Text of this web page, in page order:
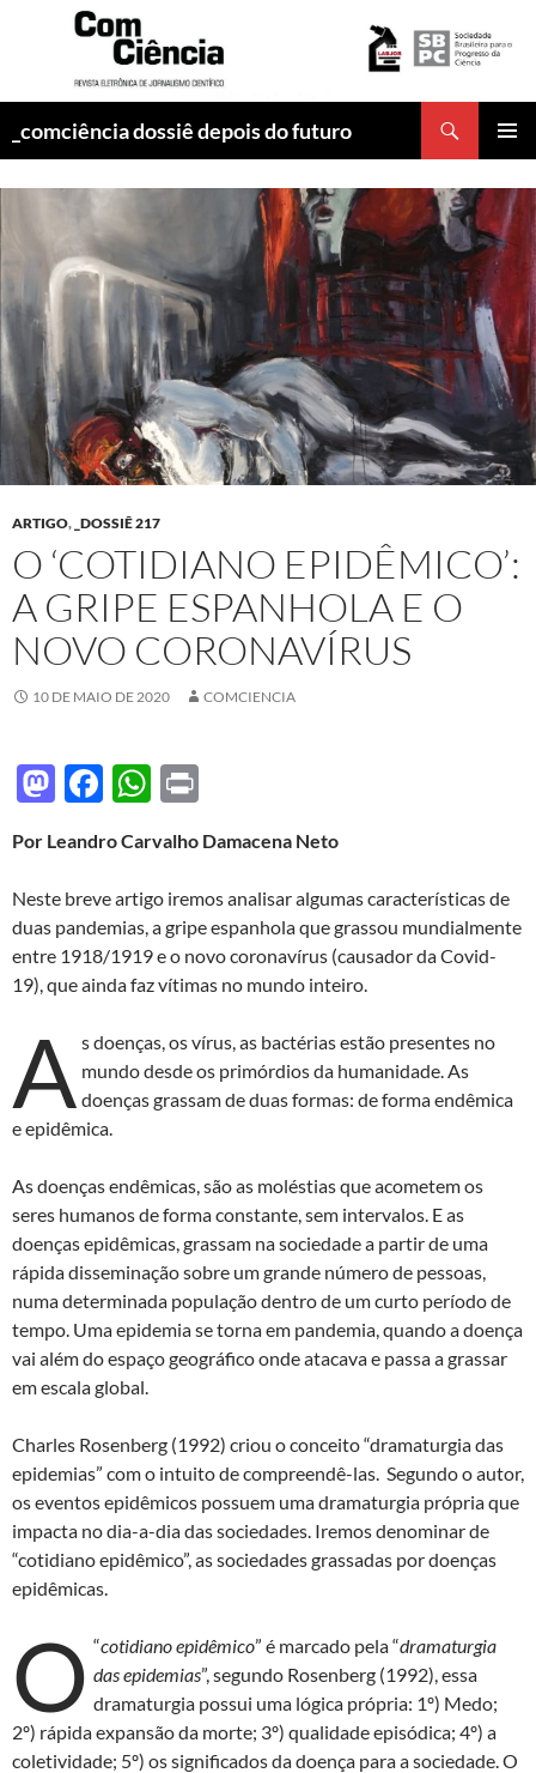
_comciência dossiê depois do futuro
ARTIGO, _DOSSIÊ 217
O ‘COTIDIANO EPIDÊMICO’:
A GRIPE ESPANHOLA E O
NOVO CORONAVÍRUS
10 DE MAIO DE 2020 COMCIENCIA
M
to
d
o
n
F
e
b
o
o
W
at
s
A
p
nt
Por Leandro Carvalho Damacena Neto
Neste breve artigo iremos analisar algumas características de
duas pandemias, a gripe espanhola que grassou mundialmente
entre 1918/1919 e o novo coronavírus (causador da Covid-
19), que ainda faz vítimas no mundo inteiro.
A s doenças, os vírus, as bactérias estão presentes no
mundo desde os primórdios da humanidade. As
doenças grassam de duas formas: de forma endêmica
e epidêmica.
As doenças endêmicas, são as moléstias que acometem os
seres humanos de forma constante, sem intervalos. E as
doenças epidêmicas, grassam na sociedade a partir de uma
rápida disseminação sobre um grande número de pessoas,
numa determinada população dentro de um curto período de
tempo. Uma epidemia se torna em pandemia, quando a doença
vai além do espaço geográfico onde atacava e passa a grassar
em escala global.
Charles Rosenberg (1992) criou o conceito “dramaturgia das
epidemias” com o intuito de compreendê-las. Segundo o autor,
os eventos epidêmicos possuem uma dramaturgia própria que
impacta no dia-a-dia das sociedades. Iremos denominar de
“cotidiano epidêmico”, as sociedades grassadas por doenças
epidêmicas.
O “cotidiano epidêmico” é marcado pela “dramaturgia
das epidemias”, segundo Rosenberg (1992), essa
dramaturgia possui uma lógica própria: 1º) Medo;
2º) rápida expansão da morte; 3º) qualidade episódica; 4º) a
coletividade; 5º) os significados da doença para a sociedade. O